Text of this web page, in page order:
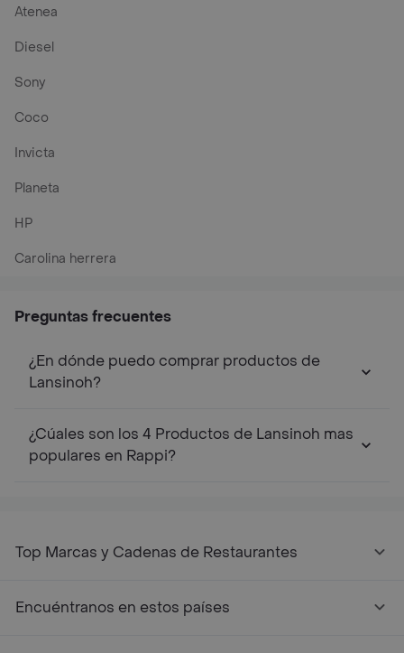
Atenea
Diesel
Sony
Coco
Invicta
Planeta
HP
Carolina herrera
Preguntas frecuentes
¿En dónde puedo comprar productos de
Lansinoh?
¿Cúales son los 4 Productos de Lansinoh mas
populares en Rappi?
Top Marcas y Cadenas de Restaurantes
Encuéntranos en estos países